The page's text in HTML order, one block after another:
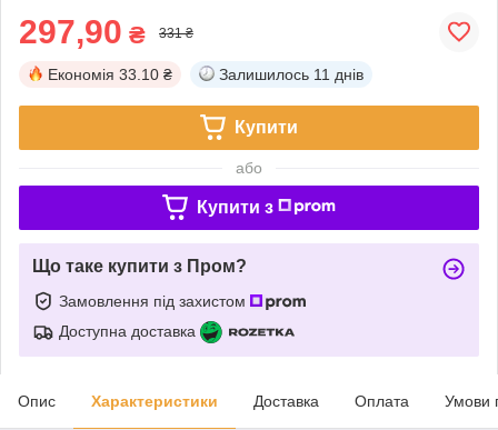
297,90 ₴ 331 ₴
Економія 33.10 ₴ Залишилось 11 днів
Купити
або
Купити з
Що таке купити з Пром?
Замовлення під захистом
Доступна доставка
Опис Характеристики Доставка Оплата Умови